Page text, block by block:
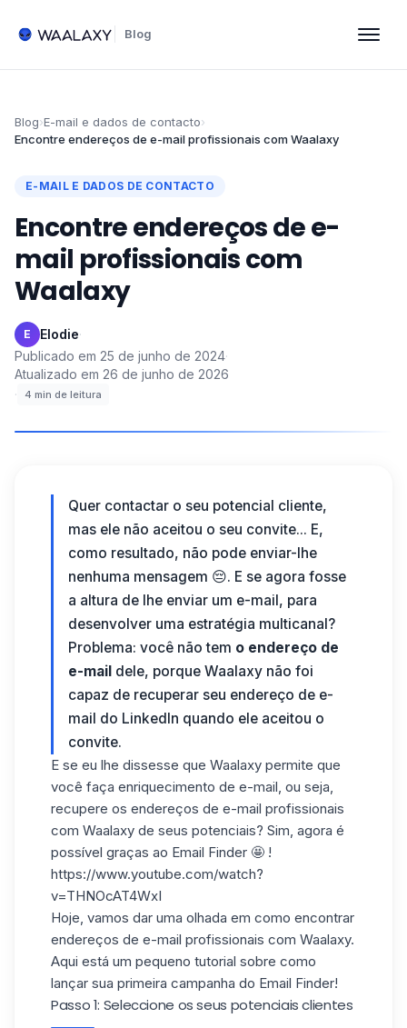
Blog
Blog›E-mail e dados de contacto›
Encontre endereços de e-mail profissionais com Waalaxy
E-MAIL E DADOS DE CONTACTO
Encontre endereços de e-
mail profissionais com
Waalaxy
E Elodie·
Publicado em 25 de junho de 2024·
Atualizado em 26 de junho de 2026
·
4 min de leitura
Quer contactar o seu potencial cliente,
mas ele não aceitou o seu convite... E,
como resultado, não pode enviar-lhe
nenhuma mensagem 😔. E se agora fosse
a altura de lhe enviar um e-mail, para
desenvolver uma estratégia multicanal?
Problema: você não tem o endereço de
e-mail dele, porque Waalaxy não foi
capaz de recuperar seu endereço de e-
mail do LinkedIn quando ele aceitou o
convite.
E se eu lhe dissesse que Waalaxy permite que
você faça enriquecimento de e-mail, ou seja,
recupere os endereços de e-mail profissionais
com Waalaxy de seus potenciais? Sim, agora é
possível graças ao Email Finder 🤩 !
https://www.youtube.com/watch?
v=THNOcAT4WxI
Hoje, vamos dar uma olhada em como encontrar
endereços de e-mail profissionais com Waalaxy.
Aqui está um pequeno tutorial sobre como
lançar sua primeira campanha do Email Finder!
Passo 1: Seleccione os seus potenciais clientes